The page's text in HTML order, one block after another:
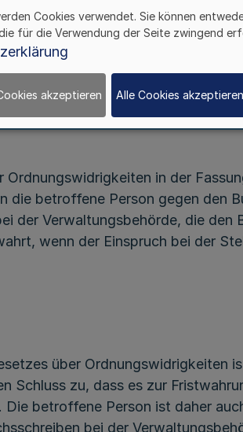
bei Bußgeldbescheiden
Runderlass des Ministeriums des
- 14 - 36.03 -
in der
die betroffene Person gegen den
der Verwaltungsbehörde, die den
wenn der Einspruch bei der
über Ordnungswidrigkeiten
Schluss zu, dass es zur
Die betroffene Person ist daher
bei der
Cookies verwendet. Sie können
für die Verwendung der Seite zwingend
akzeptieren Alle Cookies akzeptieren